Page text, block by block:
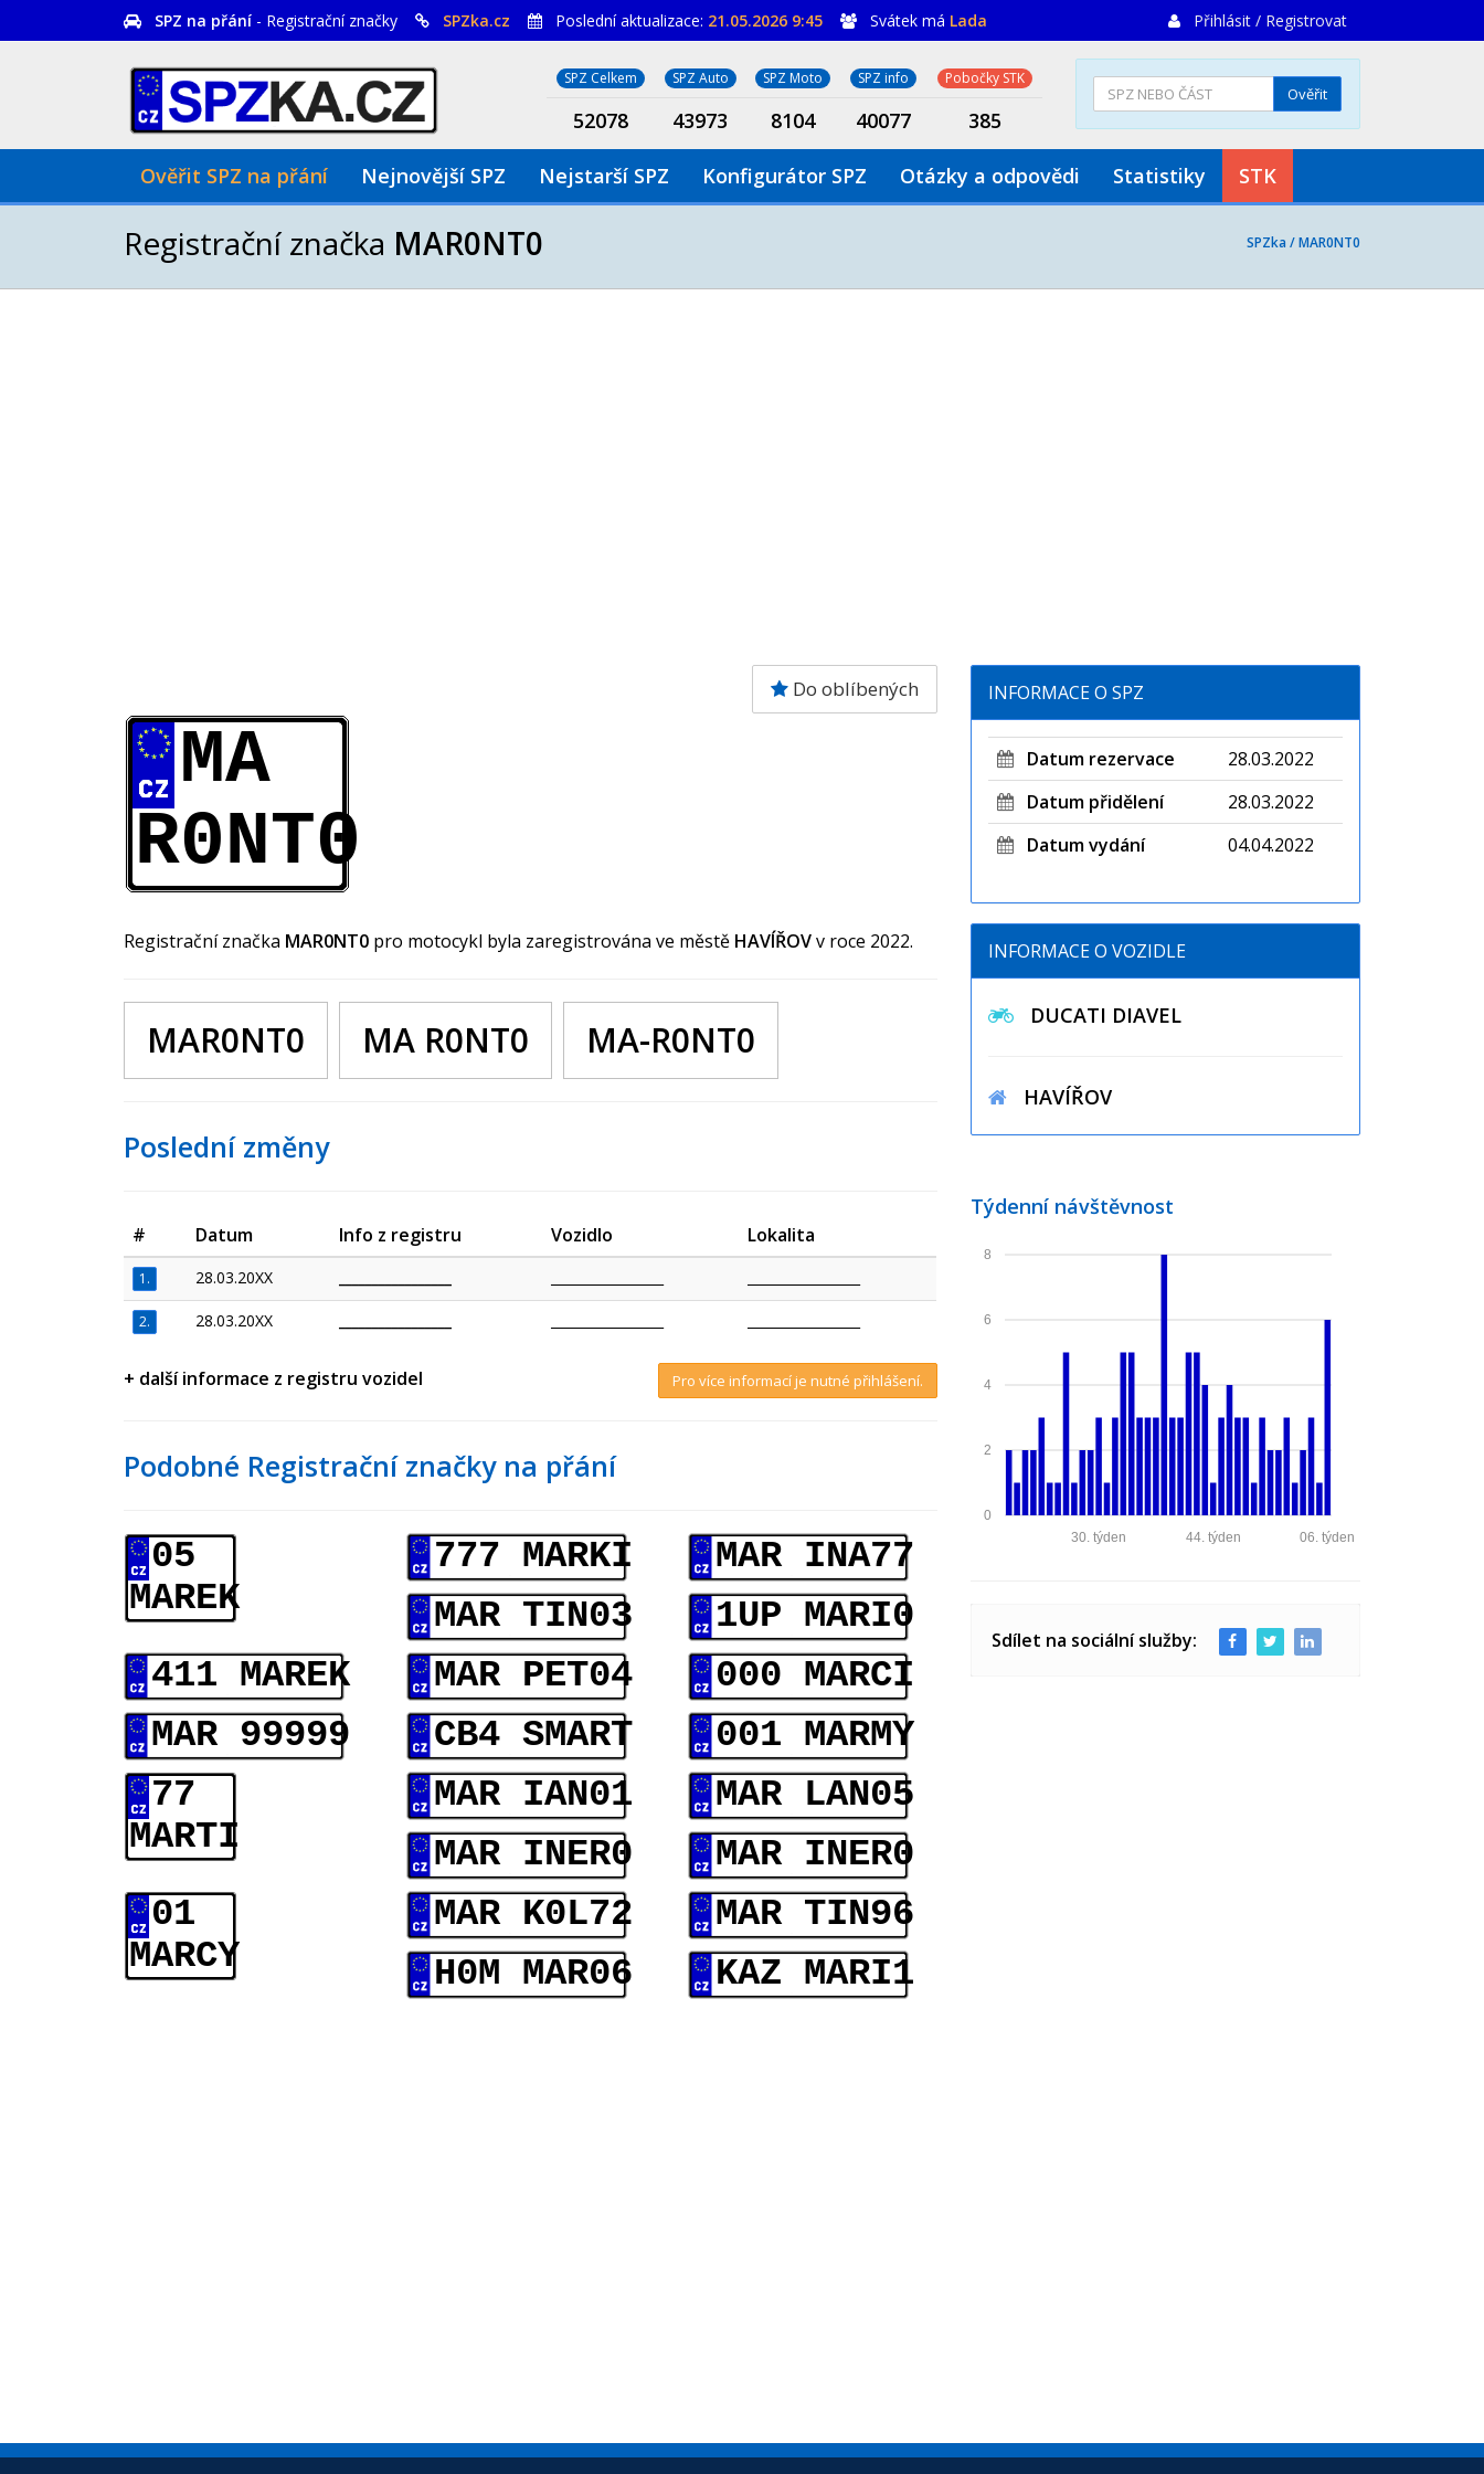
SPZ na přání - Registrační značky SPZka.cz Poslední aktualizace: 21.05.2026 9:45 Svátek má Lada Přihlásit / Registrovat
SPZ Celkem SPZ Auto SPZ Moto SPZ info Pobočky STK
52078 43973 8104 40077 385
Ověřit
Ověřit SPZ na přání Nejnovější SPZ Nejstarší SPZ Konfigurátor SPZ Otázky a odpovědi Statistiky STK
Registrační značka MAR0NT0 SPZka /MAR0NT0
Do oblíbených
MA
R0NT0
Registrační značka MAR0NT0 pro motocykl byla zaregistrována ve městě HAVÍŘOVv roce 2022.
MAR0NT0 MA R0NT0 MA-R0NT0
Poslední změny
# Datum Info z registru Vozidlo Lokalita
1. 28.03.20XX
2. 28.03.20XX
+ další informace z registru vozidel Pro více informací je nutné přihlášení.
Podobné Registrační značky na přání
05
MAREK
777 MARKI
MAR INA77
MAR TIN03
1UP MARI0
411 MAREK
MAR PET04
000 MARCI
MAR 99999
CB4 SMART
001 MARMY
77
MARTI
MAR IAN01
MAR LAN05
MAR INER0
MAR INER0
01
MARCY
MAR K0L72
MAR TIN96
H0M MAR06
KAZ MARI1
INFORMACE O SPZ
Datum rezervace
28.03.2022
Datum přidělení
28.03.2022
Datum vydání
04.04.2022
INFORMACE O VOZIDLE
DUCATI DIAVEL
HAVÍŘOV
Týdenní návštěvnost
0
2
4
6
8
06. týden
44. týden
30. týden
Sdílet na sociální služby: